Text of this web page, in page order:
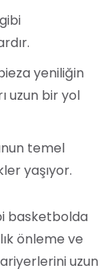
yeniliğin
uzun bir yol
temel
yaşıyor.
basketbolda
önleme ve
uzun